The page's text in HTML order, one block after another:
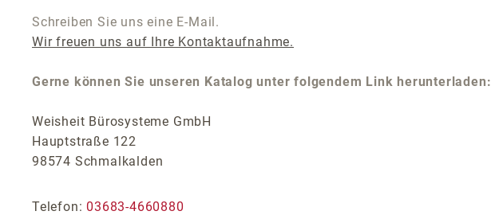
Schreiben Sie uns eine E-Mail.
Wir freuen uns auf Ihre Kontaktaufnahme.
Gerne können Sie unseren Katalog unter folgendem Link herunterladen:
Weisheit Bürosysteme GmbH
Hauptstraße 122
98574 Schmalkalden
Telefon: 03683-4660880